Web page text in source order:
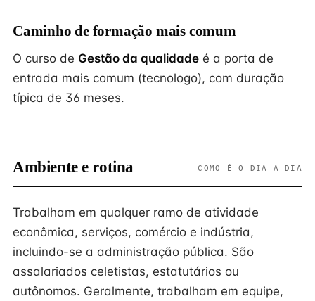
Caminho de formação mais comum
O curso de Gestão da qualidade é a porta de
entrada mais comum (tecnologo), com duração
típica de 36 meses.
Ambiente e rotina COMO É O DIA A DIA
Trabalham em qualquer ramo de atividade
econômica, serviços, comércio e indústria,
incluindo-se a administração pública. São
assalariados celetistas, estatutários ou
autônomos. Geralmente, trabalham em equipe,